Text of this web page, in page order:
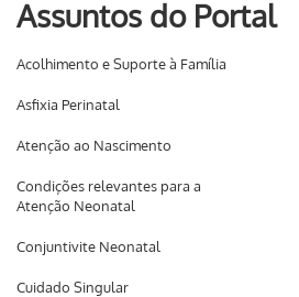
Assuntos do Portal
Acolhimento e Suporte à Família
Asfixia Perinatal
Atenção ao Nascimento
Condições relevantes para a
Atenção Neonatal
Conjuntivite Neonatal
Cuidado Singular